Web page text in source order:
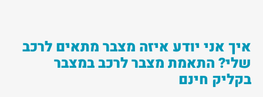
איך אני יודע איזה מצבר מתאים לרכב
שלי? התאמת מצבר לרכב במצבר
בקליק חינם